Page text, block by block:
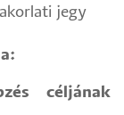
jegy
céljának